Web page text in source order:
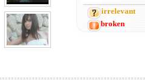
irrelevant
broken